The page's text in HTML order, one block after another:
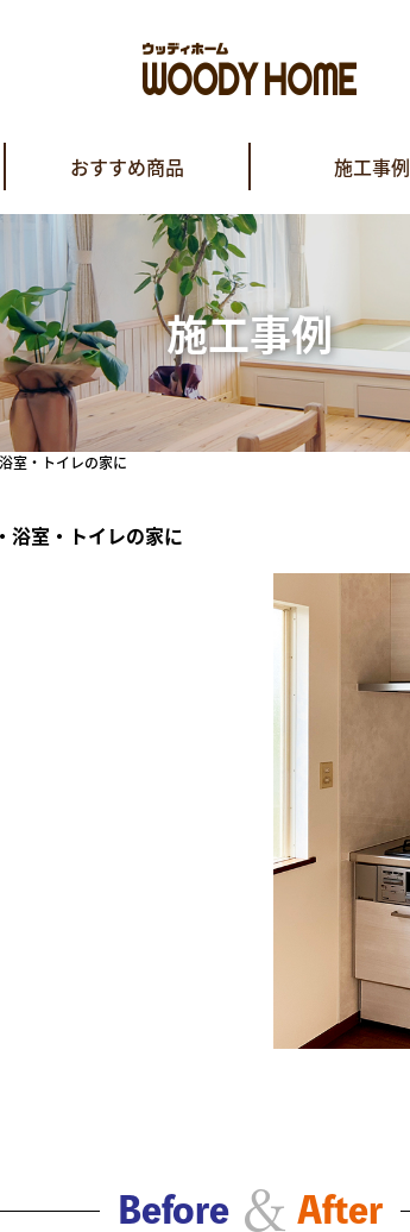
おすすめ商品 施工事例
施工事例
室・トイレの家に
浴室・トイレの家に
Before & After